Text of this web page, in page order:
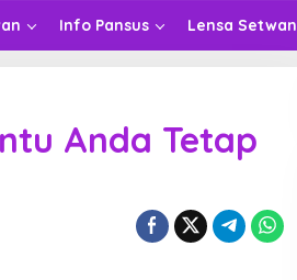
Info Pansus Lensa Setwan
Anda Tetap